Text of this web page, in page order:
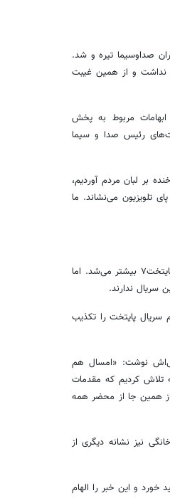
با مدیران صداوسیما تیره و شد.
نداشت و از همین غیبت
حاضر شد و ابهامات مربوط به پخش
رئیس صدا و سیما
بر لبان مردم آوردیم،
تلویزیون می‌نشاند. ما
هر چه به روزهای پایانی سال نزدیک‌تر می‌شدیم، انتظار بینندگان تلویزیون برای کلیدخوردن پایتخت۷ بیشتر می‌شد. اما
سریال ندارند.
هفتم سریال پایتخت را تکذیب
نوشت: «امسال هم
تلاش کردیم که مقدمات
همین جا از محضر همه
نیز نشانه دیگری از
باقیمانده پایتخت۶ در مازندران کلید خورد و این خبر را الهام